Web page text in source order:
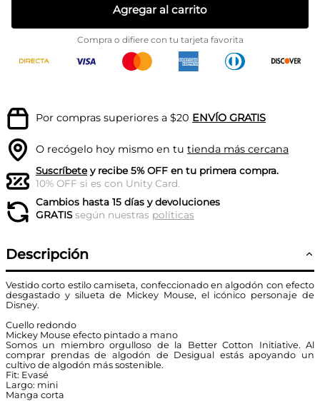
Agregar al carrito
Compra o difiere con tu tarjeta favorita
Por compras superiores a $20 ENVÍO GRATIS
O recógelo hoy mismo en tu tienda más cercana
Suscríbetey recibe 5% OFF en tu primera compra.
10% OFF si es con Unity Card.
Cambios hasta 15 días y devoluciones
GRATISsegún nuestras políticas
Descripción
Vestido corto estilo camiseta, confeccionado en algodón con efecto
desgastado y silueta de Mickey Mouse, el icónico personaje de
Disney.
Cuello redondo
Mickey Mouse efecto pintado a mano
Somos un miembro orgulloso de la Better Cotton Initiative. Al
comprar prendas de algodón de Desigual estás apoyando un
cultivo de algodón más sostenible.
Fit: Evasé
Largo: mini
Manga corta